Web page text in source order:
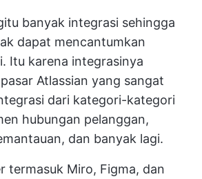
banyak integrasi sehingga
dapat mencantumkan
Itu karena integrasinya
Atlassian yang sangat
dari kategori-kategori
hubungan pelanggan,
dan banyak lagi.
termasuk Miro, Figma, dan